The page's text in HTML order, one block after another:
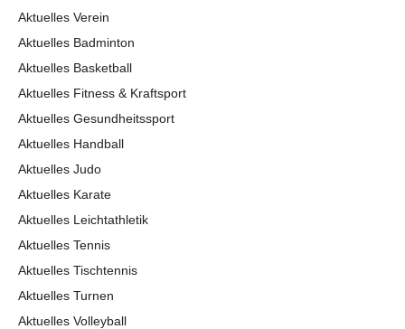
Aktuelles Verein
Aktuelles Badminton
Aktuelles Basketball
Aktuelles Fitness & Kraftsport
Aktuelles Gesundheitssport
Aktuelles Handball
Aktuelles Judo
Aktuelles Karate
Aktuelles Leichtathletik
Aktuelles Tennis
Aktuelles Tischtennis
Aktuelles Turnen
Aktuelles Volleyball